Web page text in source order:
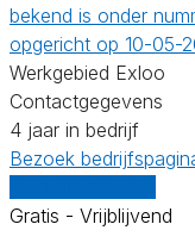
bekend is onder
opgericht op 10-05-
Werkgebied Exloo
Contactgegevens
4 jaar in bedrijf
Bezoek
Gratis - Vrijblijvend